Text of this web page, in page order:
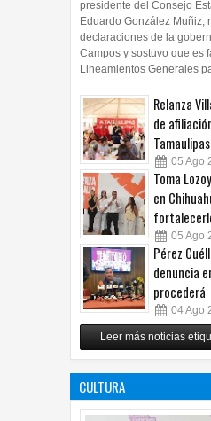
Eduardo González Muñiz,
declaraciones de la
Campos y sostuvo que es
Lineamientos Generales
de
Tamaulipas
05Ago
Toma
en
05Ago
Pérez
denuncia
procederá
04 Ago
Respalda
propuesta
las
04Ago
Leer más noticias
CULTURA